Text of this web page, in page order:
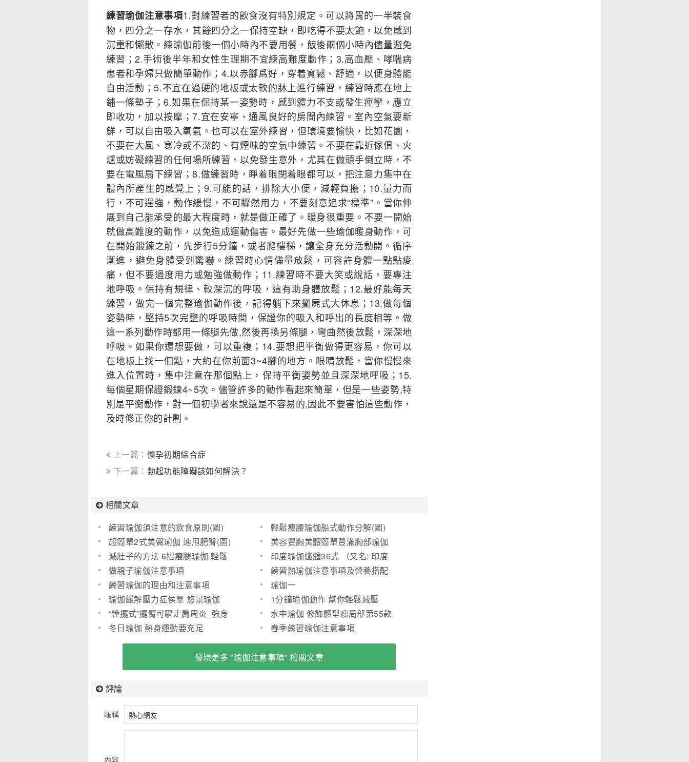
練習瑜伽注意事項1.對練習者的飲食沒有特別規定。可以將胃的一半裝食
物，四分之一存水，其餘四分之一保持空缺，即吃得不要太飽，以免感到
沉重和懶散。練瑜伽前後一個小時內不要用餐，飯後兩個小時內儘量避免
練習；2.手術後半年和女性生理期不宜練高難度動作；3.高血壓、哮喘病
患者和孕婦只做簡單動作；4.以赤腳爲好，穿着寬鬆、舒適，以便身體能
自由活動；5.不宜在過硬的地板或太軟的牀上進行練習，練習時應在地上
鋪一條墊子；6.如果在保持某一姿勢時，感到體力不支或發生痙攣，應立
即收功，加以按摩；7.宜在安寧、通風良好的房間內練習。室內空氣要新
鮮，可以自由吸入氧氣。也可以在室外練習，但環境要愉快，比如花園，
不要在大風、寒冷或不潔的、有煙味的空氣中練習。不要在靠近傢俱、火
爐或妨礙練習的任何場所練習，以免發生意外，尤其在做頭手倒立時，不
要在電風扇下練習；8.做練習時，睜着眼閉着眼都可以，把注意力集中在
體內所產生的感覺上；9.可能的話，排除大小便，減輕負擔；10.量力而
行，不可逞強，動作緩慢，不可驟然用力，不要刻意追求“標準”。當你伸
展到自己能承受的最大程度時，就是做正確了。暖身很重要。不要一開始
就做高難度的動作，以免造成運動傷害。最好先做一些瑜伽暖身動作，可
在開始鍛鍊之前，先步行5分鐘，或者爬樓梯，讓全身充分活動開。循序
漸進，避免身體受到驚嚇。練習時心情儘量放鬆，可容許身體一點點痠
痛，但不要過度用力或勉強做動作；11.練習時不要大笑或說話，要專注
地呼吸。保持有規律、較深沉的呼吸，這有助身體放鬆；12.最好能每天
練習，做完一個完整瑜伽動作後，記得躺下來攤屍式大休息；13.做每個
姿勢時，堅持5次完整的呼吸時間，保證你的吸入和呼出的長度相等。做
這一系列動作時都用一條腿先做,然後再換另條腿，彎曲然後放鬆，深深地
呼吸。如果你還想要做，可以重複；14.要想把平衡做得更容易，你可以
在地板上找一個點，大約在你前面3~4腳的地方。眼睛放鬆，當你慢慢來
進入位置時，集中注意在那個點上，保持平衡姿勢並且深深地呼吸；15.
每個星期保證鍛鍊4~5次。儘管許多的動作看起來簡單，但是一些姿勢,特
別是平衡動作，對一個初學者來說還是不容易的,因此不要害怕這些動作，
及時修正你的計劃。
上一篇： 懷孕初期綜合症
下一篇： 勃起功能障礙該如何解決？
相關文章
練習瑜伽須注意的飲食原則(圖)
輕鬆瘦腰瑜伽船式動作分解(圖)
超簡單2式美臀瑜伽 速甩肥臀(圖)
美容豐胸美體簡單豐滿胸部瑜伽
減肚子的方法 6招瘦腿瑜伽 輕鬆
擺平蘿蔔腿
印度瑜伽纖體36式 （又名: 印度
瑜珈纖體36式 ）(圖)
做親子瑜伽注意事項
練習熱瑜伽注意事項及營養搭配
練習瑜伽的理由和注意事項
瑜伽一
瑜伽緩解壓力症侯羣 悠景瑜伽
1分鐘瑜伽動作 幫你輕鬆減壓
“鐘擺式”擺臂可驅走肩周炎_強身
健體
水中瑜伽 修飾體型瘦局部第55款
冬日瑜伽 熱身運動要充足
春季練習瑜伽注意事項
發現更多 "瑜伽注意事項" 相關文章
評論
暱稱
內容